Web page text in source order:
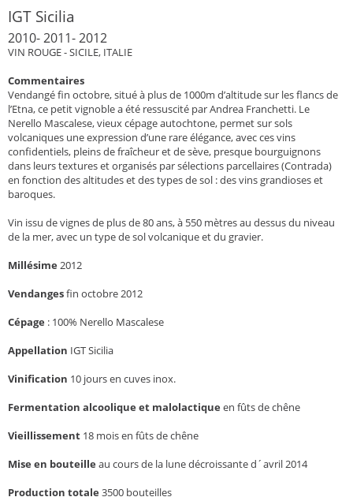
IGT Sicilia
2010- 2011- 2012
VIN ROUGE - SICILE, ITALIE
Commentaires
Vendangé fin octobre, situé à plus de 1000m d’altitude sur les flancs de
l’Etna, ce petit vignoble a été ressuscité par Andrea Franchetti. Le
Nerello Mascalese, vieux cépage autochtone, permet sur sols
volcaniques une expression d’une rare élégance, avec ces vins
confidentiels, pleins de fraîcheur et de sève, presque bourguignons
dans leurs textures et organisés par sélections parcellaires (Contrada)
en fonction des altitudes et des types de sol : des vins grandioses et
baroques.
Vin issu de vignes de plus de 80 ans, à 550 mètres au dessus du niveau
de la mer, avec un type de sol volcanique et du gravier.
Millésime 2012
Vendangesfin octobre 2012
Cépage : 100% Nerello Mascalese
Appellation IGT Sicilia
Vinification 10 jours en cuves inox.
Fermentation alcoolique et malolactique en fûts de chêne
Vieillissement 18 mois en fûts de chêne
Mise en bouteille au cours de la lune décroissante d´avril 2014
Production totale 3500 bouteilles